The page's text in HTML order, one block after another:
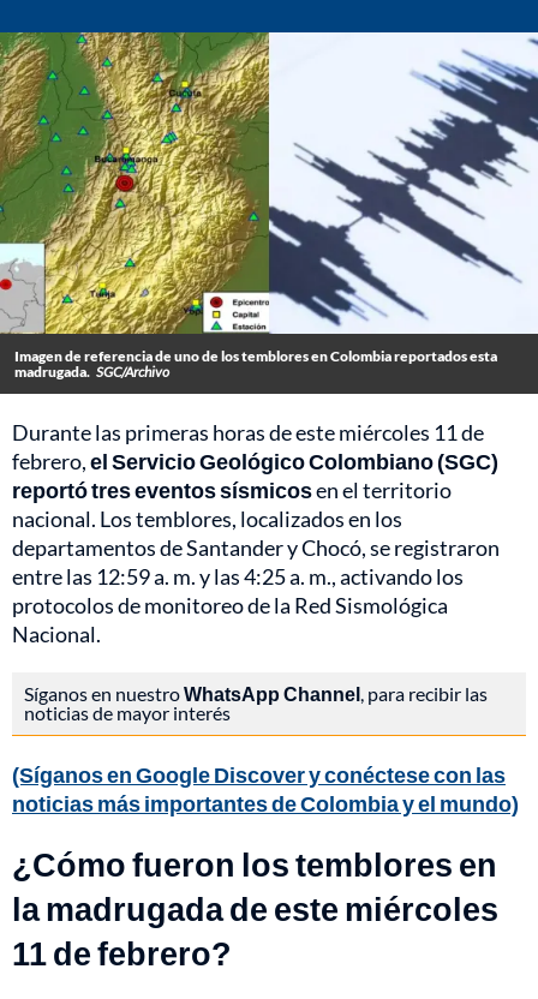
Imagen de referencia de uno de los temblores en Colombia reportados esta
madrugada. SGC/Archivo
Durante las primeras horas de este miércoles 11 de
febrero,el Servicio Geológico Colombiano (SGC)
reportó tres eventos sísmicosen el territorio
nacional. Los temblores, localizados en los
departamentos de Santander y Chocó, se registraron
entre las 12:59 a. m. y las 4:25 a. m., activando los
protocolos de monitoreo de la Red Sismológica
Nacional.
Síganos en nuestroWhatsApp Channel, para recibir las
noticias de mayor interés
(Síganos en Google Discover y conéctese con las
noticias más importantes de Colombia y el mundo)
¿Cómo fueron los temblores en
la madrugada de este miércoles
11 de febrero?